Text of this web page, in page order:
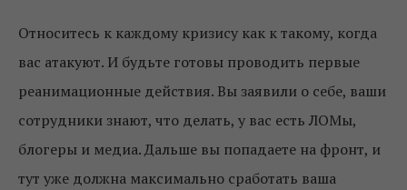
Относитесь к каждому кризису как к такому, когда
вас атакуют. И будьте готовы проводить первые
реанимационные действия. Вы заявили о себе, ваши
сотрудники знают, что делать, у вас есть ЛОМы,
блогеры и медиа. Дальше вы попадаете на фронт, и
тут уже должна максимально сработать ваша